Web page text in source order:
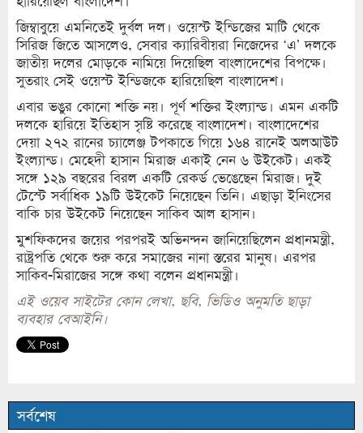
জিম্বাবুয়ে এমনিতেই দুর্বল দল। ওয়েস্ট ইন্ডিজের মাটি থেকে
সিরিজ জিতে আসলেও, সেবার ক্যারিবীয়রা নিজেদের ‘এ’ দলকে
জাতীয় দলের মোড়কে নামিয়ে দিয়েছিল বাংলাদেশের বিপক্ষে।
সুতরাং সেই ওয়েস্ট ইন্ডিজকে হারিয়েছিল বাংলাদেশ।
এবার ভঙুর কোনো শক্তি নয়। পূর্ণ শক্তির ইংল্যান্ড। এমন একটি
দলকে হারিয়ে ইতিহাস সৃষ্টি করেছে বাংলাদেশ। বাংলাদেশের
দেয়া ২৭২ রানের চ্যালেঞ্জ টপকাতে গিয়ে ১৬৪ রানেই অলআউট
ইংল্যান্ড। মেহেদী হাসান মিরাজ একাই নেন ৬ উইকেট। একই
সঙ্গে ১২৯ বছরের বিরল একটি রেকর্ড ভেঙেছেন মিরাজ। দুই
টেস্টে সর্বাধিক ১৯টি উইকেট নিয়েছেন তিনি। এছাড়া ইনিংসের
বাকি চার উইকেট নিয়েছেন সাকিব আল হাসান।
মুশফিকদের জয়ের পরপরই অভিনন্দন জানিয়েছিলেন প্রধানমন্ত্রী,
রাষ্ট্রপতি থেকে শুরু করে সমাজের নানা স্তরের মানুষ। এরপর
সাকিব-মিরাজের সঙ্গে কথা বলেন প্রধানমন্ত্রী।
এই ওয়েব সাইটের কোন লেখা, ছবি, ভিডিও অনুমতি ছাড়া
ব্যবহার বেআইনি।
সর্বশেষ